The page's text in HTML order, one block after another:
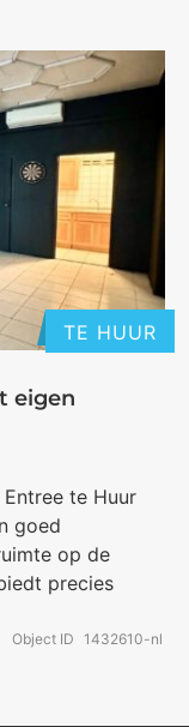
TE HUUR
eigen
Object ID 1432610-nl
te Huur
goed
op de
precies